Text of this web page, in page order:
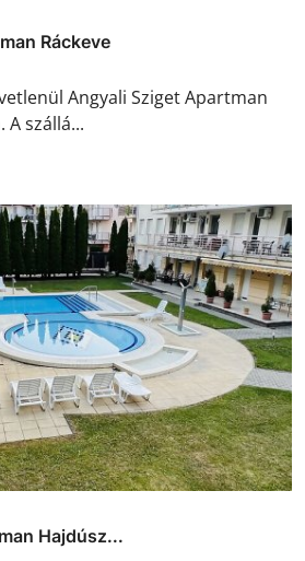
Ráckeve
Angyali Sziget Apartman
A szállá...
Hajdúsz...